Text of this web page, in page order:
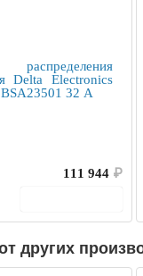
111 944 ₽
других